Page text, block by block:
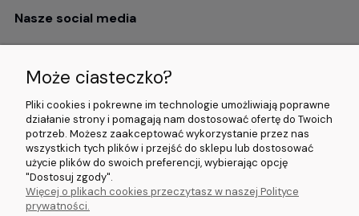
Nasze social media
Opinie i wyróżnienia
5.0/5.0 (5000+
opinii)
5.0/5.0 (5000+
opinii)
4.9/5.0 (120+
opinii)
© 2026 www.wideorejestratory24.pl. Wszelkie prawa zastrzeżone.
Sklep własności firmy ZOYA LAB Arkadiusz Dawid Lorenz
Może ciasteczko?
Pliki cookies i pokrewne im technologie umożliwiają poprawne
działanie strony i pomagają nam dostosować ofertę do Twoich
potrzeb. Możesz zaakceptować wykorzystanie przez nas
wszystkich tych plików i przejść do sklepu lub dostosować
użycie plików do swoich preferencji, wybierając opcję
"Dostosuj zgody".
Więcej o plikach cookies przeczytasz w naszej Polityce
prywatności.